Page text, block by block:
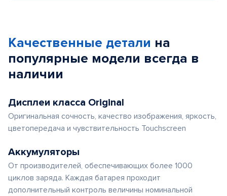
Качественные детали на
популярные модели всегда в
наличии
Дисплеи класса Original
Оригинальная сочность, качество изображения, яркость,
цветопередача и чувствительность Touchscreen
Аккумуляторы
От производителей, обеспечивающих более 1000
циклов заряда. Каждая батарея проходит
дополнительный контроль величины номинальной